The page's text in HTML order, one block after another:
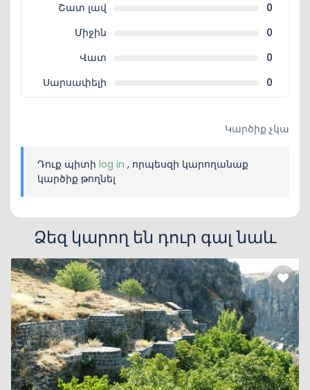
Շատ լավ
0
Միջին
0
Վատ
0
Սարսափելի
0
Կարծիք չկա
Դուք պիտի log in , որպեսզի կարողանաք
կարծիք թողնել
Ձեզ կարող են դուր գալ նաև